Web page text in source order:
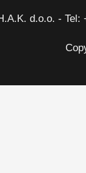
d.o.o. - Tel: